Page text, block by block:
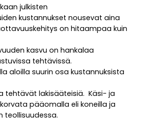
julkisten
kustannukset nousevat aina
on hitaampaa kuin
kasvu on hankalaa
tehtävissä.
aloilla suurin osa kustannuksista
tehtävät lakisääteisiä. Käsi- ja
pääomalla eli koneilla ja
teollisuudessa.